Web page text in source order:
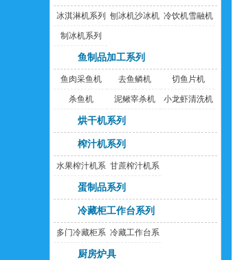
冰淇淋机系列 刨冰机沙冰机 冷饮机雪融机
制冰机系列
鱼制品加工系列
鱼肉采鱼机 去鱼鳞机 切鱼片机
杀鱼机 泥鳅宰杀机 小龙虾清洗机
烘干机系列
榨汁机系列
水果榨汁机系
列
甘蔗榨汁机系
蛋制品系列
冷藏柜工作台系列
多门冷藏柜系
列
冷藏工作台系
厨房炉具